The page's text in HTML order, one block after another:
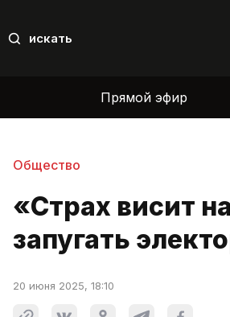
искать
Прямой эфир
Общество
«Страх висит
запугать
20 июня 2025, 18:10